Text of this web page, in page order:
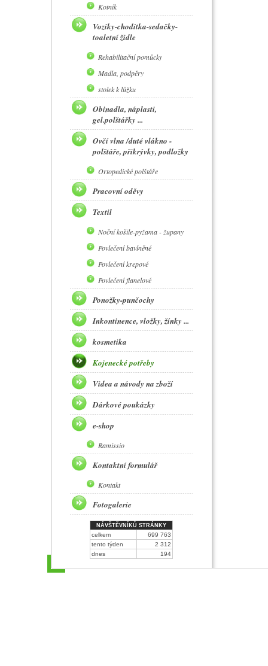
Kotník
Vozíky-chodítka-sedačky-
toaletní židle
Rehabilitační pomůcky
Madla, podpěry
stolek k lůžku
Obinadla, náplasti,
gel.polštářky ...
Ovčí vlna /duté vlákno -
polštáře, přikrývky, podložky
Ortopedické polštáře
Pracovní oděvy
Textil
Noční košile-pyžama - župany
Povlečení bavlněné
Povlečení krepové
Povlečení flanelové
Ponožky-punčochy
Inkontinence, vložky, žínky ...
kosmetika
Kojenecké potřeby
Videa a návody na zboží
Dárkové poukázky
e-shop
Ramissio
Kontaktní formulář
Kontakt
Fotogalerie
NÁVŠTĚVNÍKŮ STRÁNKY
celkem
699 763
tento týden
2 312
dnes
194